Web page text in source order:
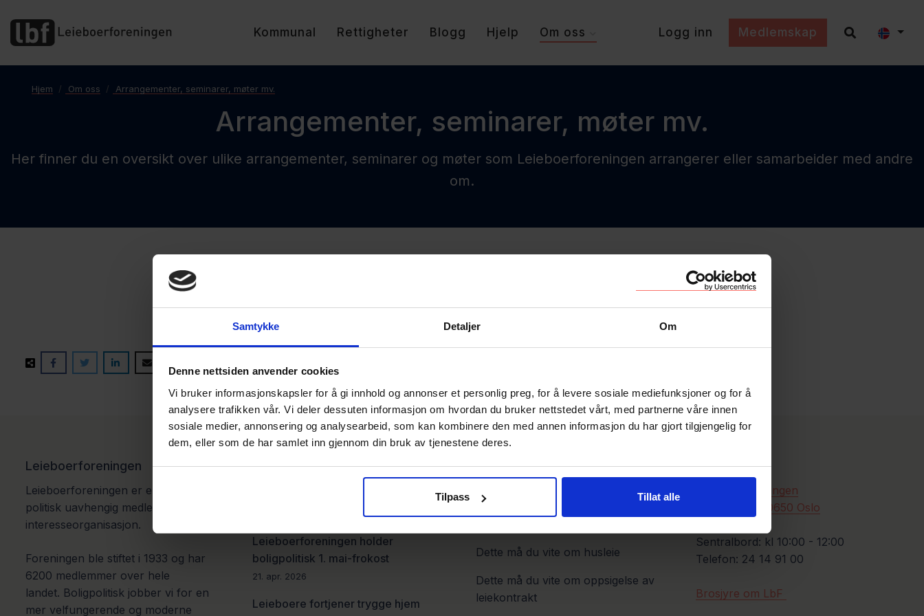
Samtykke Detaljer Om
Denne nettsiden anvender cookies
Vi bruker informasjonskapsler for å gi innhold og annonser et personlig preg, for å levere sosiale mediefunksjoner og for å
analysere trafikken vår. Vi deler dessuten informasjon om hvordan du bruker nettstedet vårt, med partnerne våre innen
sosiale medier, annonsering og analysearbeid, som kan kombinere den med annen informasjon du har gjort tilgjengelig for
dem, eller som de har samlet inn gjennom din bruk av tjenestene deres.
Tilpass Tillat alle
Kommunal Rettigheter Blogg Hjelp Om oss Logg inn Medlemskap
Hjem Om oss Arrangementer, seminarer, møter mv.
Arrangementer, seminarer, møter mv.
Her finner du en oversikt over ulike arrangementer, seminarer og møter som Leieboerforeningen arrangerer eller samarbeider med andre
om.
Leieboerforeningen
Leieboerforeningen er en ideell og
politisk uavhengig medlems- og
interesseorganisasjon.
Foreningen ble stiftet i 1933 og har
6200 medlemmer over hele
landet. Boligpolitisk jobber vi for en
mer velfungerende og moderne
Siste fra bloggen
Leieboerforeningen holder
boligpolitisk 1. mai-frokost
21. apr. 2026
Leieboere fortjener trygge hjem
Snarveier
LeieboerQuiz
Dette må du vite om husleie
Dette må du vite om oppsigelse av
leiekontrakt
Kontakt oss
Leieboerforeningen
Borggata 2b, 0650 Oslo
Sentralbord: kl 10:00 - 12:00
Telefon: 24 14 91 00
Brosjyre om LbF